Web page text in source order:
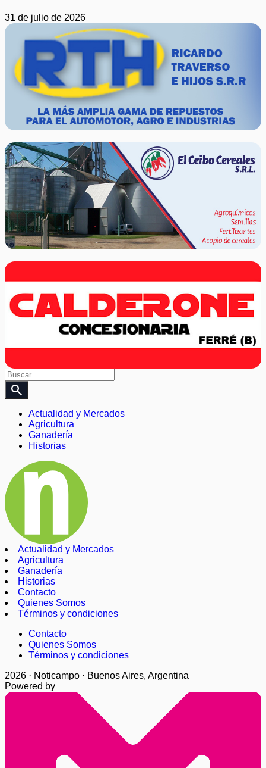
31 de julio de 2026
search
Actualidad y Mercados
Agricultura
Ganadería
Historias
Actualidad y Mercados
Agricultura
Ganadería
Historias
Contacto
Quienes Somos
Términos y condiciones
Contacto
Quienes Somos
Términos y condiciones
2026 · Noticampo · Buenos Aires, Argentina
Powered by